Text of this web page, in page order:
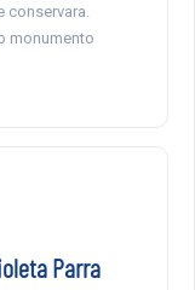
conservara.
monumento
Parra